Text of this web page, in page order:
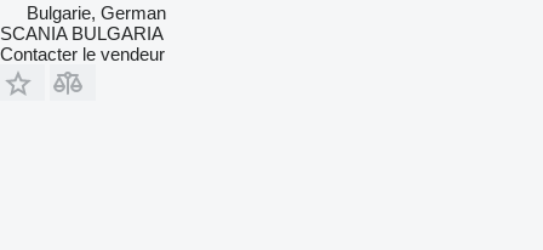
Bulgarie, German
SCANIA BULGARIA
Contacter le vendeur